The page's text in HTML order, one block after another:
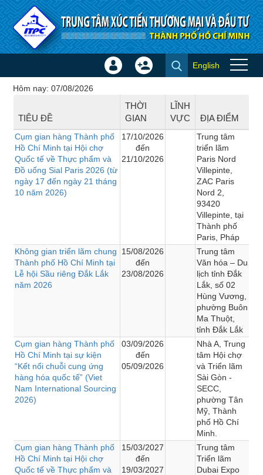
Truy cập nội dung luôn
Hội chợ - Triển lãm
Đăng
Tạo
English
Hôm nay: 07/08/2026
TIÊU ĐỀ
THỜI
GIAN
LĨNH
VỰC
ĐỊA ĐIỂM
Cụm gian hàng Thành phố
Hồ Chí Minh tại Hội chợ
Quốc tế về Thực phẩm và
Đồ uống Sial Paris 2026 (từ
ngày 17 đến ngày 21 tháng
10 năm 2026)
17/10/2026
đến
21/10/2026
Trung tâm
triển lãm
Paris Nord
Villepinte,
ZAC Paris
Nord 2,
93420
Villepinte, tại
Thành phố
Paris, Pháp
Không gian triển lãm chung
Thành phố Hồ Chí Minh tại
Lễ hội Sầu riêng Đắk Lắk
năm 2026
15/08/2026
đến
23/08/2026
Trung tâm
Văn hóa – Du
lịch tỉnh Đắk
Lắk, số 02
Hùng Vương,
phường Buôn
Ma Thuột,
tỉnh Đắk Lắk
Cụm gian hàng Thành phố
Hồ Chí Minh tại sự kiện
“Kết nối chuỗi cung ứng
hàng hóa quốc tế” (Viet
Nam International Sourcing
2026)
03/09/2026
đến
05/09/2026
Nhà A, Trung
tâm Hội chợ
và Triển lãm
Sài Gòn -
SECC,
phường Tân
Mỹ, Thành
phố Hồ Chí
Minh.
Cụm gian hàng Thành phố
Hồ Chí Minh tại Hội chợ
Quốc tế về Thực phẩm và
15/03/2027
đến
19/03/2027
Trung tâm
Triển lãm
Dubai Expo